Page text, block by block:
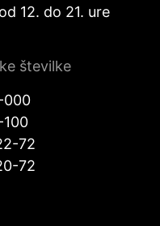
12. do 21. ure
številke
000
72
72